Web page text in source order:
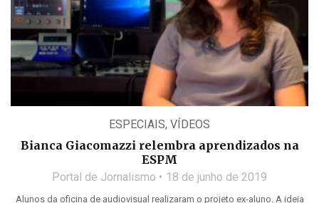
ESPECIAIS, VÍDEOS
Bianca Giacomazzi relembra aprendizados na
ESPM
Portal de Jornalismo 18 de junho de 2019
Alunos da oficina de audiovisual realizaram o projeto ex-aluno. A ideia